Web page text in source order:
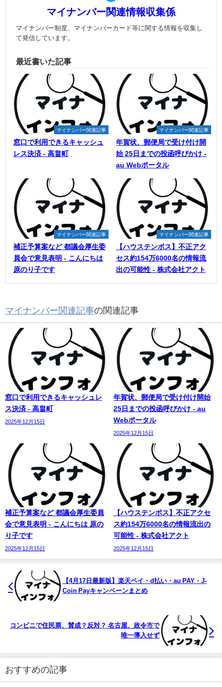
マイナンバー関連情報収集係
マイナンバー制度、マイナンバーカード等に関する情報を収集し
て発信しています。
最近書いた記事
マイナンバー関連記事
窓口で利用できるキャッシュ
レス決済 - 高畠町
マイナンバー関連記事
年賀状、郵便局で受け付け開
始 25日までの投函呼びかけ -
au Webポータル
マイナンバー関連記事
補正予算案など 都議会厚生委
員会で意見表明 - こんにちは
原のり子です
マイナンバー関連記事
【ハウステンボス】不正アク
セス約154万6000名の情報流
出の可能性 - 株式会社アクト
マイナンバー関連記事の関連記事
窓口で利用できるキャッシュレ
ス決済 - 高畠町
2025年12月15日
年賀状、郵便局で受け付け開始
25日までの投函呼びかけ - au
Webポータル
2025年12月15日
補正予算案など 都議会厚生委員
会で意見表明 - こんにちは 原の
り子です
2025年12月15日
【ハウステンボス】不正アクセ
ス約154万6000名の情報流出の
可能性 - 株式会社アクト
2025年12月15日
【4月17日最新版】楽天ペイ・d払い・au PAY・J-
Coin Payキャンペーンまとめ
コンビニで住民票、賛成？反対？ 名古屋、政令市で
唯一導入せず
おすすめの記事